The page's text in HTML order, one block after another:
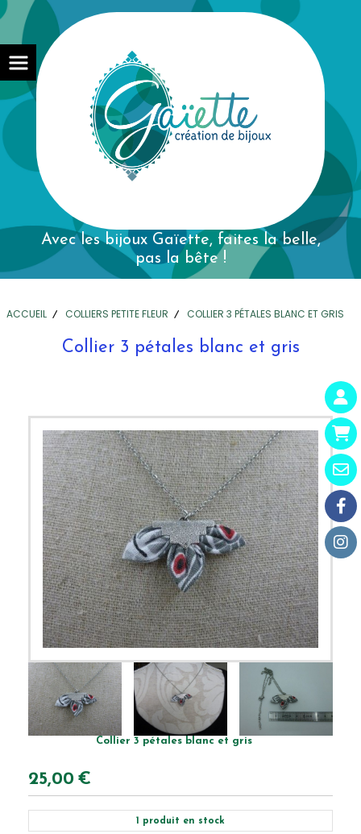
Avec les bijoux Gaïette, faites la belle,
pas la bête !
ACCUEIL COLLIERS PETITE FLEUR COLLIER 3 PÉTALES BLANC ET GRIS
Collier 3 pétales blanc et gris
Collier 3 pétales blanc et gris
25,00 €
1 produit en stock